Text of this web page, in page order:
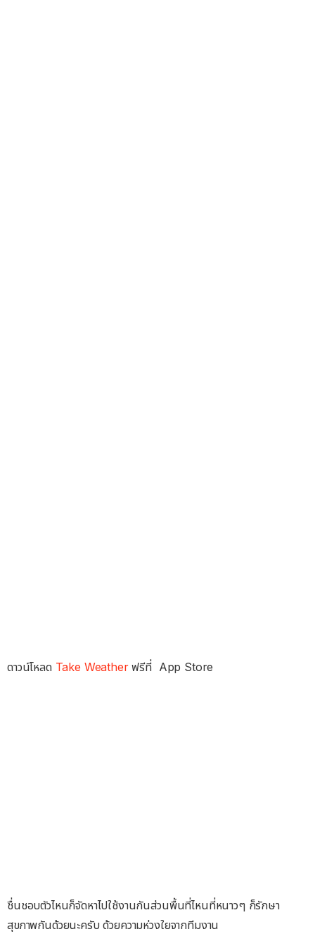
ดาวน์โหลด Take Weatherฟรีที่ App Store
ชื่นชอบตัวไหนก็จัดหาไปใช้งานกันส่วนพื้นที่ไหนที่หนาวๆ ก็รักษา
สุขภาพกันด้วยนะครับ ด้วยความห่วงใยจากทีมงาน